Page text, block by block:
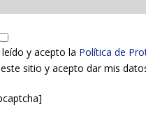
leído y acepto la Política de
sitio y acepto dar mis